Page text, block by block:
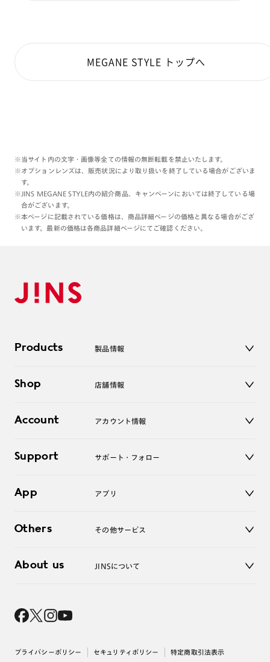
MEGANE STYLE トップへ
※当サイト内の文字・画像等全ての情報の無断転載を禁止いたします。
※オプションレンズは、販売状況により取り扱いを終了している場合がございま
す。
※JINS MEGANE STYLE内の紹介商品、キャンペーンにおいては終了している場
合がございます。
※本ページに記載されている価格は、商品詳細ページの価格と異なる場合がござ
います。最新の価格は各商品詳細ページにてご確認ください。
Products 製品情報
サングラス
コンタクトレンズ
アクセサリー
Shop 店舗情報
オンラインショップ
Account アカウント情報
ログアウト
Support サポート・フォロー
よくあるご質問
お問い合わせ
App アプリ
Others その他サービス
レンズ交換
About us JINSについて
採用情報
出店について
プライバシーポリシー セキュリティポリシー 特定商取引法表示